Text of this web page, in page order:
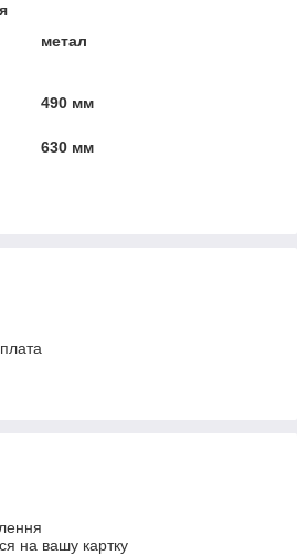
метал
490 мм
630 мм
на вашу картку